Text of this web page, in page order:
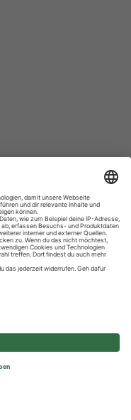
reserved